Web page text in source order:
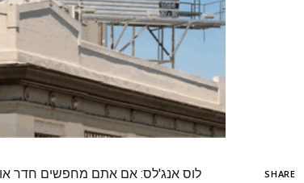
SHARE לוס אנג'לס: אם אתם מחפשים חדר או